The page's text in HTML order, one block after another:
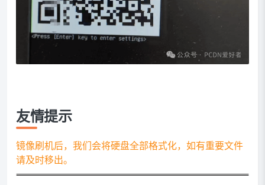
友情提示
镜像刷机后，我们会将硬盘全部格式化，如有重要文件
请及时移出。